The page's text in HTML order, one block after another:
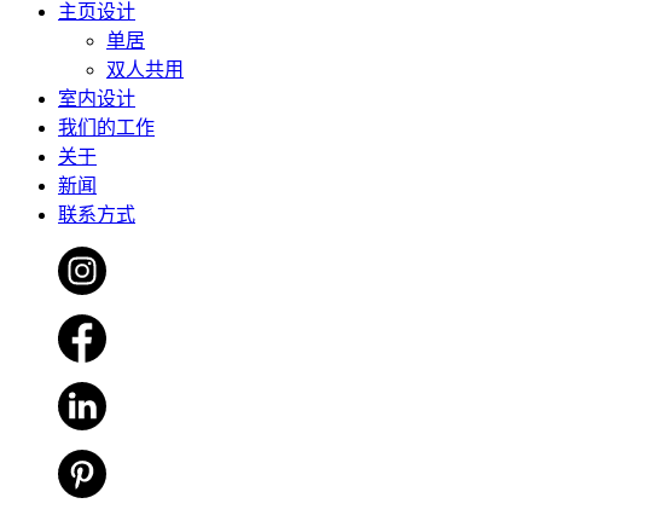
主页设计
单居
双人共用
室内设计
我们的工作
关于
新闻
联系方式